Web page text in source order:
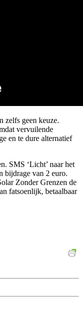
zelfs geen keuze.
vervuilende
en te dure alternatief
SMS ‘Licht’ naar het
bijdrage van 2 euro.
Zonder Grenzen de
fatsoenlijk, betaalbaar